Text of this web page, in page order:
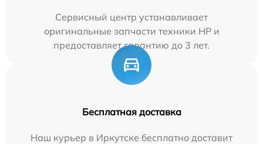
Сервисный центр устанавливает
оригинальные запчасти техники HP и
предоставляет гарантию до 3 лет.
Бесплатная доставка
Наш курьер в Иркутске бесплатно доставит